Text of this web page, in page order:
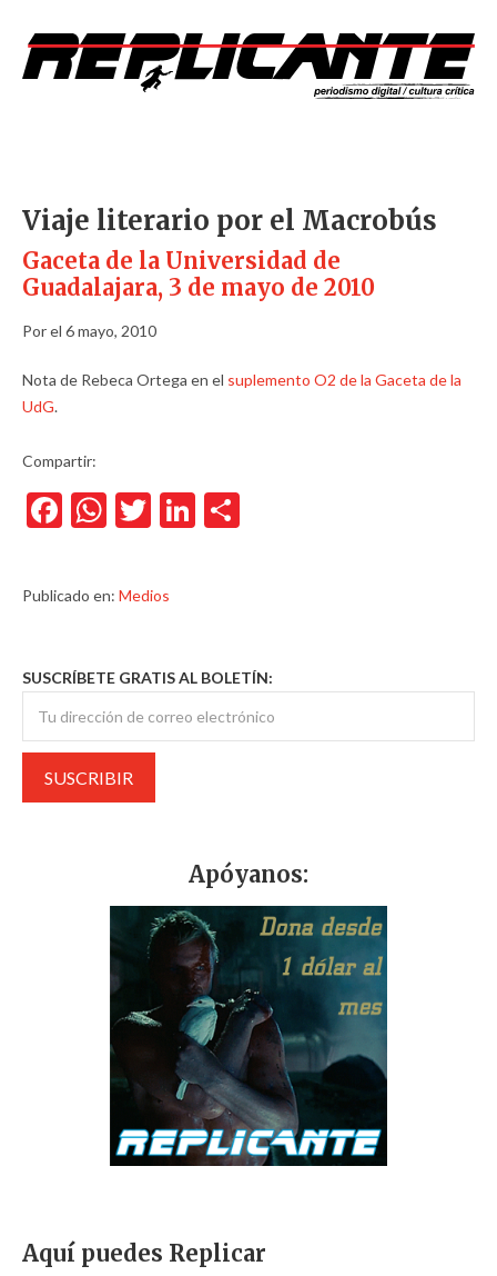
Viaje literario por el Macrobús
Gaceta de la Universidad de
Guadalajara, 3 de mayo de 2010
Por el 6 mayo, 2010
Nota de Rebeca Ortega en el suplemento O2 de la Gaceta de la
UdG.
Compartir:
Facebook
WhatsApp
TwitterLinkedIn
Publicado en: Medios
SUSCRÍBETE GRATIS AL BOLETÍN:
Apóyanos:
Aquí puedes Replicar